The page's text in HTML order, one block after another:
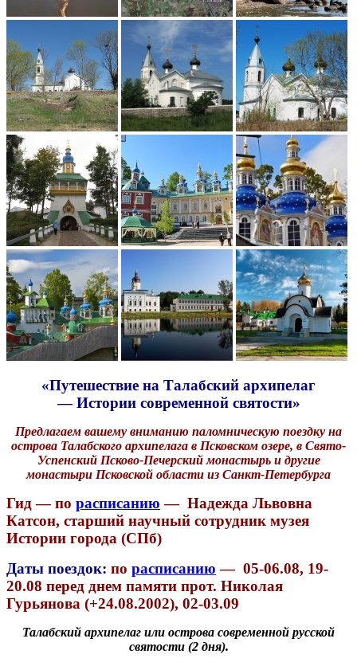
«Путешествие на Талабский архипелаг
—Истории современной святости»
Предлагаем вашему вниманию паломническую поездку на
острова Талабского архипелага в Псковском озере, в Свято-
Успенский Псково-Печерский монастырь и другие
монастыри Псковской области из Санкт-Петербурга
Гид —по расписанию — Надежда Львовна
Катсон, старший научный сотрудник музея
Истории города (СПб)
Даты поездок: по расписанию — 05-06.08, 19-
20.08 перед днем памяти прот. Николая
Гурьянова (+24.08.2002), 02-03.09
Талабский архипелаг или острова современной русской
святости (2 дня).